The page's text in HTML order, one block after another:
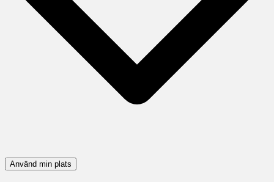
Använd min plats